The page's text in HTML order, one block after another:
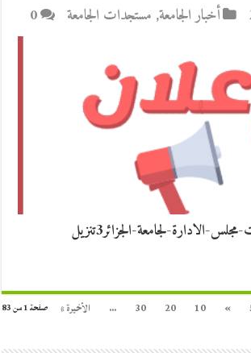
أخبار الجامعة, مستجدات الجامعة 0
الادارة-لجامعة-الجزائر3تنزيل
صفحة 1 من 83 »
10
20
30
... الأخيرة »